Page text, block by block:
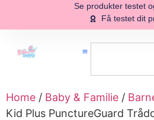
Se produkter testet
Få testet dit
Home / Baby & Familie /
Kid Plus PunctureGuard